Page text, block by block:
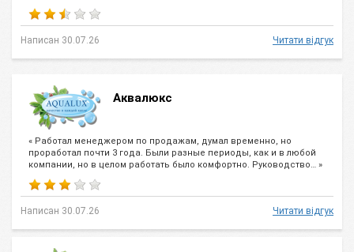
Написан 30.07.26 Читати відгук
Аквалюкс
« Работал менеджером по продажам, думал временно, но
проработал почти 3 года. Были разные периоды, как и в любой
компании, но в целом работать было комфортно. Руководство… »
Написан 30.07.26 Читати відгук